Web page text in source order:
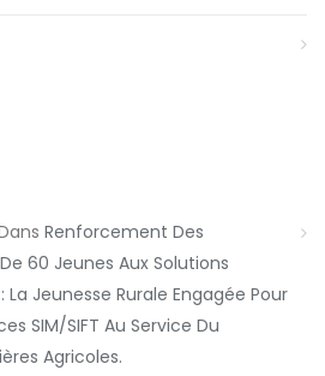
Renforcement Des
60 Jeunes Aux Solutions
Jeunesse Rurale Engagée Pour
SIM/SIFT Au Service Du
Agricoles.